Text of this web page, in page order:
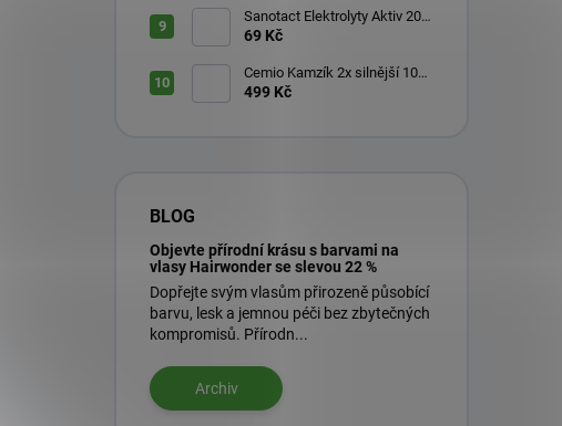
Sanotact Elektrolyty Aktiv 20
šumivých tablet
69 Kč
Cemio Kamzík 2x silnější 100
kapslí + 50 kapslí
499 Kč
BLOG
Objevte přírodní krásu s barvami na
vlasy Hairwonder se slevou 22 %
Dopřejte svým vlasům přirozeně působící
barvu, lesk a jemnou péči bez zbytečných
kompromisů. Přírodn...
Archiv